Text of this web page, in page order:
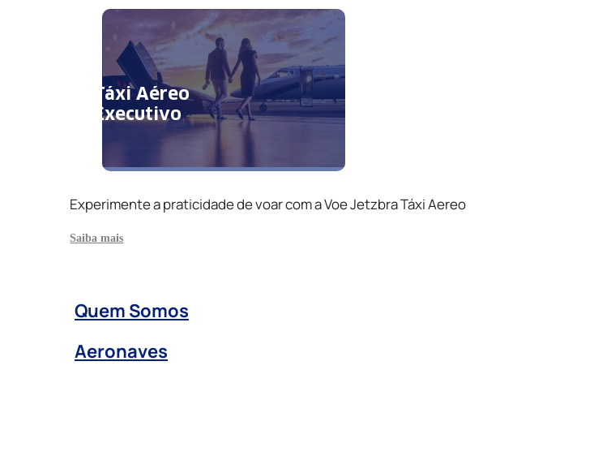
Táxi Aéreo
Executivo
Experimente a praticidade de voar com a Voe Jetzbra Táxi Aereo
Saiba mais
Quem Somos
Aeronaves